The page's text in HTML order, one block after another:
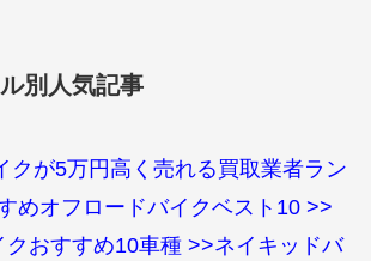
別人気記事
クが5万円高く売れる買取業者ラン
めオフロードバイクベスト10 >>
クおすすめ10車種 >>ネイキッドバ